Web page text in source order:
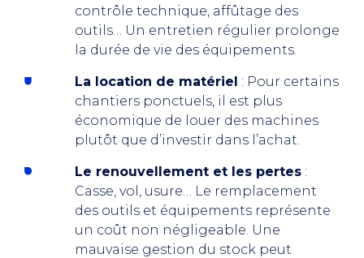
contrôle technique, affûtage des
outils… Un entretien régulier prolonge
la durée de vie des équipements.
La location de matériel : Pour certains
chantiers ponctuels, il est plus
économique de louer des machines
plutôt que d’investir dans l’achat.
Le renouvellement et les pertes :
Casse, vol, usure… Le remplacement
des outils et équipements représente
un coût non négligeable. Une
mauvaise gestion du stock peut